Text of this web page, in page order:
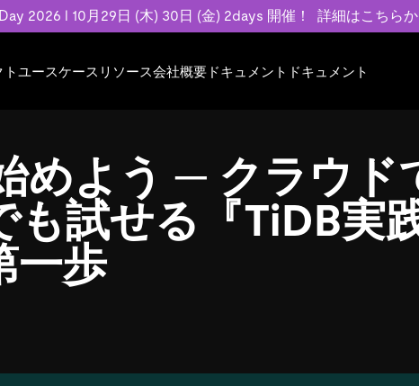
2026 l 10月29日 (木) 30日 (金) 2days 開催！ 詳細はこちらか
可用性と
データを
TiDB Self-Managed
ユースケース
お客様事例やユー
などを紹介してい
Eコマース
SaaS
リソース
Developer Hub
Discord Community
認定資格試験
会社概要
基本規約、TiDBクラウドサービス契約、
SLA、利用規約、プライバシーポリシーな
ど、契約関連の情報を紹介します。
ス
内
ア
ナー
合わせ
ドキュメント
TiDB
開発者ガイド
ドキュメント
TiDB
開発者ガイド
めよう ─ クラウド
も試せる『TiDB実
一歩